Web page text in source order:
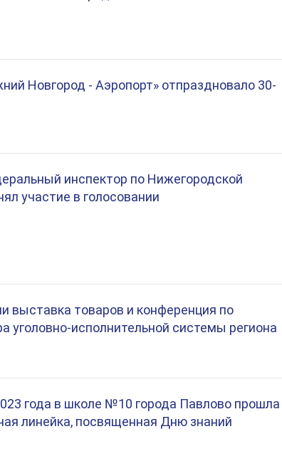
Новгород - Аэропорт» отпраздновало 30-
инспектор по Нижегородской
участие в голосовании
выставка товаров и конференция по
уголовно-исполнительной системы региона
года в школе №10 города Павлово прошла
линейка, посвященная Дню знаний